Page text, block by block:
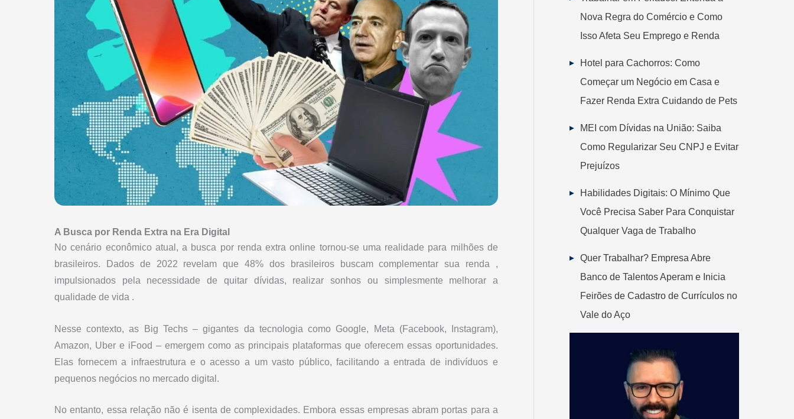
A Busca por Renda Extra na Era Digital
No cenário econômico atual, a busca por renda extra online tornou-se uma realidade para milhões de
brasileiros. Dados de 2022 revelam que 48% dos brasileiros buscam complementar sua renda ,
impulsionados pela necessidade de quitar dívidas, realizar sonhos ou simplesmente melhorar a
qualidade de vida .
Nesse contexto, as Big Techs – gigantes da tecnologia como Google, Meta (Facebook, Instagram),
Amazon, Uber e iFood – emergem como as principais plataformas que oferecem essas oportunidades.
Elas fornecem a infraestrutura e o acesso a um vasto público, facilitando a entrada de indivíduos e
pequenos negócios no mercado digital.
No entanto, essa relação não é isenta de complexidades. Embora essas empresas abram portas para a
Nova Regra do Comércio e Como
Isso Afeta Seu Emprego e Renda
Hotel para Cachorros: Como
Começar um Negócio em Casa e
Fazer Renda Extra Cuidando de Pets
MEI com Dívidas na União: Saiba
Como Regularizar Seu CNPJ e Evitar
Prejuízos
Habilidades Digitais: O Mínimo Que
Você Precisa Saber Para Conquistar
Qualquer Vaga de Trabalho
Quer Trabalhar? Empresa Abre
Banco de Talentos Aperam e Inicia
Feirões de Cadastro de Currículos no
Vale do Aço